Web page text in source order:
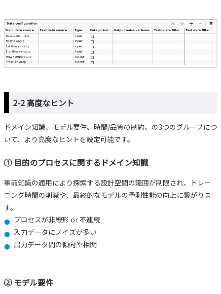
2-2 高度なヒント
ドメイン知識、モデル要件、時間/品質の制約、の3つのグループにつ
いて、より高度なヒントを設定可能です。
① 目的のプロセスに関するドメイン知識
事前知識の適用により探索する設計空間の範囲が制限され、トレー
ニング時間の削減や、最終的なモデルの予測性能の向上に繋がりま
す。
プロセスが非線形 or 不連続
入力データにノイズが多い
出力データ間の傾向や相関
② モデル要件